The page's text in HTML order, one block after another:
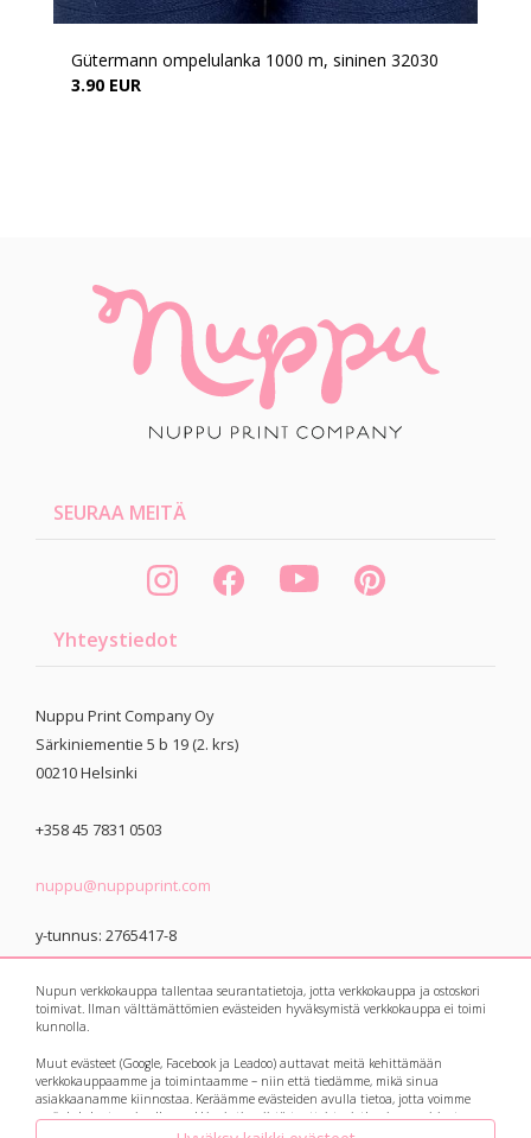
Gütermann ompelulanka 1000 m, sininen 32030
3.90 EUR
SEURAA MEITÄ
Yhteystiedot
Nuppu Print Company Oy
Särkiniementie 5 b 19 (2. krs)
00210Helsinki
+358 45 7831 0503
nuppu@nuppuprint.com
y-tunnus: 2765417-8
© 2021 Nuppu Print
Company
Tietosuojaseloste
Nupun verkkokauppa tallentaa seurantatietoja, jotta verkkokauppa ja ostoskori
toimivat. Ilman välttämättömien evästeiden hyväksymistä verkkokauppa ei toimi
kunnolla.
Muut evästeet (Google, Facebook ja Leadoo) auttavat meitä kehittämään
verkkokauppaamme ja toimintaamme – niin että tiedämme, mikä sinua
asiakkaanamme kiinnostaa. Keräämme evästeiden avulla tietoa, jotta voimme
myös kohdentaa sinulle markkinointia niistä tuotteista, jotka sinua voisivat
kiinnostaa. Botit eli avautuvat keskusteluikkunat ja suosittelukoneet keräävät